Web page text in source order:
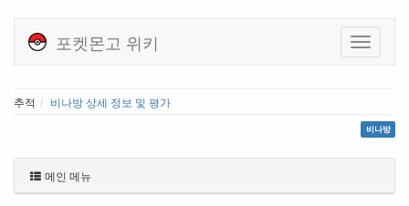
포켓몬고 위키
추적 비나방 상세 정보 및 평가
비나방
메인 메뉴